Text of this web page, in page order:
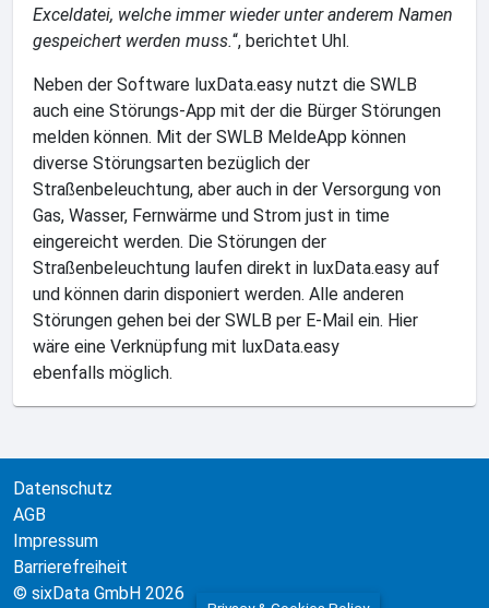
Exceldatei, welche immer wieder unter anderem Namen
gespeichert werden muss.“, berichtet Uhl.
Neben der Software luxData.easy nutzt die SWLB
auch eine Störungs-App mit der die Bürger Störungen
melden können. Mit der SWLB MeldeApp können
diverse Störungsarten bezüglich der
Straßenbeleuchtung, aber auch in der Versorgung von
Gas, Wasser, Fernwärme und Strom just in time
eingereicht werden. Die Störungen der
Straßenbeleuchtung laufen direkt in luxData.easy auf
und können darin disponiert werden. Alle anderen
Störungen gehen bei der SWLB per E-Mail ein. Hier
wäre eine Verknüpfung mit luxData.easy
ebenfalls möglich.
Datenschutz
AGB
Impressum
Barrierefreiheit
© sixData GmbH 2026